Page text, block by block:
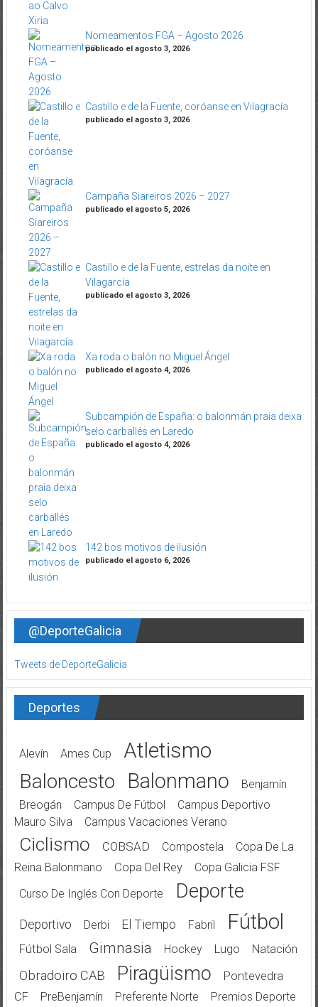
Nomeamentos FGA – Agosto 2026
publicado el agosto 3, 2026
Castillo e de la Fuente, coróanse en Vilagracía
publicado el agosto 3, 2026
Campaña Siareiros 2026 – 2027
publicado el agosto 5, 2026
Castillo e de la Fuente, estrelas da noite en
Vilagarcía
publicado el agosto 3, 2026
Xa roda o balón no Miguel Ángel
publicado el agosto 4, 2026
Subcampión de España: o balonmán praia deixa
selo carballés en Laredo
publicado el agosto 4, 2026
142 bos motivos de ilusión
publicado el agosto 6, 2026
@DeporteGalicia
Tweets de DeporteGalicia
Deportes
Alevín Ames Cup Atletismo
Baloncesto Balonmano
Benjamín
Breogán
Campus De Fútbol
Campus Deportivo
Mauro Silva
Campus Vacaciones Verano
Ciclismo COBSAD Compostela
Copa De La
Reina Balonmano
Copa Del Rey
Copa Galicia FSF
Curso De Inglés Con Deporte
Deporte
Deportivo Derbi El Tiempo Fabril Fútbol
Fútbol Sala Gimnasia Hockey Lugo Natación
Obradoiro CAB Piragüismo
Pontevedra
CF
PreBenjamín Preferente Norte
Premios Deporte